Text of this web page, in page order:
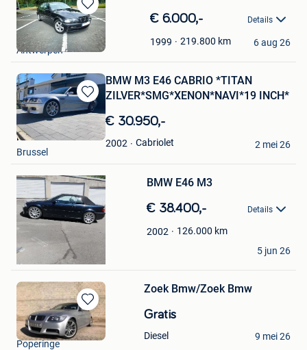
Bewaren
in
Mijn
Favorieten
€ 6.000,- Details
1999 219.800 km
Alex
Antwerpen
6 aug 26
Bewaren
in
Mijn
Favorieten
BMW M3 E46 CABRIO *TITAN
ZILVER*SMG*XENON*NAVI*19 INCH*
€ 30.950,-
2002 Cabriolet
M-techniek
Brussel
2 mei 26
Bewaren
Mijn
Favorieten
BMW E46 M3
€ 38.400,- Details
2002 126.000 km
ok
Ganshoren
5 jun 26
Bewaren
in
Mijn
Zoek Bmw/Zoek Bmw
Gratis
Diesel
Samuel
Poperinge
9 mei 26